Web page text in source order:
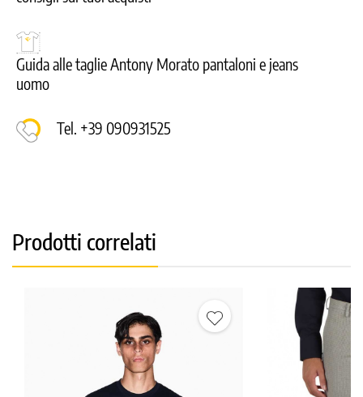
Guida alle taglie Antony Morato pantaloni e jeans
uomo
Tel. +39 090931525
Prodotti correlati